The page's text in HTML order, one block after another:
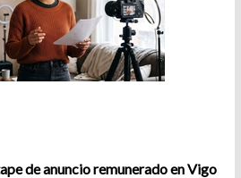
de anuncio remunerado en Vigo